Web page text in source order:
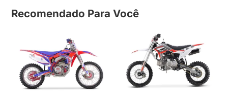
Recomendado Para Você